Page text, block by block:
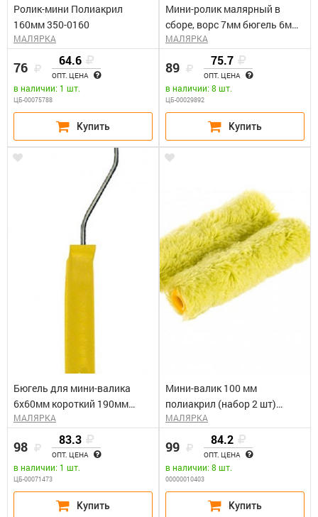
Ролик-мини Полиакрил
160мм 350-0160
МАЛЯРКА
76 64.6
ОПТ. ЦЕНА
в наличии: 1 шт.
ЦБ-00075788
Мини-ролик малярный в
сборе, ворс 7мм бюгель 6мм,
15х1160мм STAYER
"MASTER" DUALON
ПОЛИАКРИЛ
МАЛЯРКА
89 75.7
ОПТ. ЦЕНА
в наличии: 8 шт.
ЦБ-00029892
Бюгель для мини-валика
6х60мм короткий 190мм
БИБЕР 31721
МАЛЯРКА
98 83.3
ОПТ. ЦЕНА
в наличии: 1 шт.
ЦБ-00071473
Мини-валик 100 мм
полиакрил (набор 2 шт)
Бибер
МАЛЯРКА
99 84.2
ОПТ. ЦЕНА
в наличии: 8 шт.
00000010403